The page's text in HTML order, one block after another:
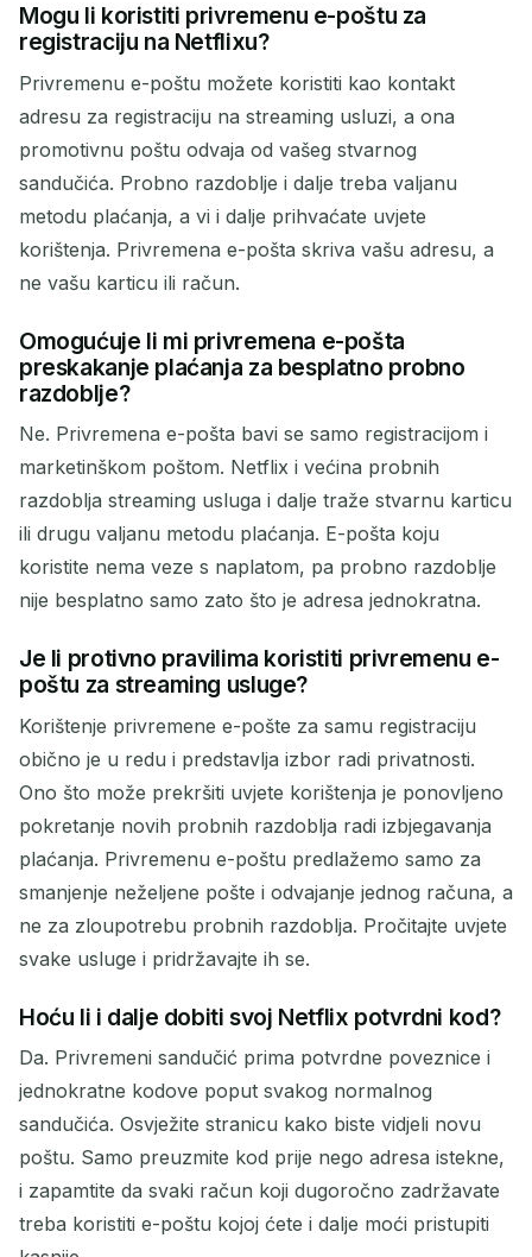
Mogu li koristiti privremenu e-poštu za
registraciju na Netflixu?
Privremenu e-poštu možete koristiti kao kontakt
adresu za registraciju na streaming usluzi, a ona
promotivnu poštu odvaja od vašeg stvarnog
sandučića. Probno razdoblje i dalje treba valjanu
metodu plaćanja, a vi i dalje prihvaćate uvjete
korištenja. Privremena e-pošta skriva vašu adresu, a
ne vašu karticu ili račun.
Omogućuje li mi privremena e-pošta
preskakanje plaćanja za besplatno probno
razdoblje?
Ne. Privremena e-pošta bavi se samo registracijom i
marketinškom poštom. Netflix i većina probnih
razdoblja streaming usluga i dalje traže stvarnu karticu
ili drugu valjanu metodu plaćanja. E-pošta koju
koristite nema veze s naplatom, pa probno razdoblje
nije besplatno samo zato što je adresa jednokratna.
Je li protivno pravilima koristiti privremenu e-
poštu za streaming usluge?
Korištenje privremene e-pošte za samu registraciju
obično je u redu i predstavlja izbor radi privatnosti.
Ono što može prekršiti uvjete korištenja je ponovljeno
pokretanje novih probnih razdoblja radi izbjegavanja
plaćanja. Privremenu e-poštu predlažemo samo za
smanjenje neželjene pošte i odvajanje jednog računa, a
ne za zloupotrebu probnih razdoblja. Pročitajte uvjete
svake usluge i pridržavajte ih se.
Hoću li i dalje dobiti svoj Netflix potvrdni kod?
Da. Privremeni sandučić prima potvrdne poveznice i
jednokratne kodove poput svakog normalnog
sandučića. Osvježite stranicu kako biste vidjeli novu
poštu. Samo preuzmite kod prije nego adresa istekne,
i zapamtite da svaki račun koji dugoročno zadržavate
treba koristiti e-poštu kojoj ćete i dalje moći pristupiti